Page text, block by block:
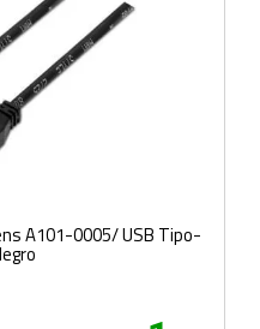
A101-0005/ USB Tipo-